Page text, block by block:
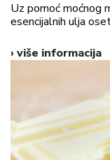
Uz pomoć moćnog
esencijalnih ulja
› više informacija